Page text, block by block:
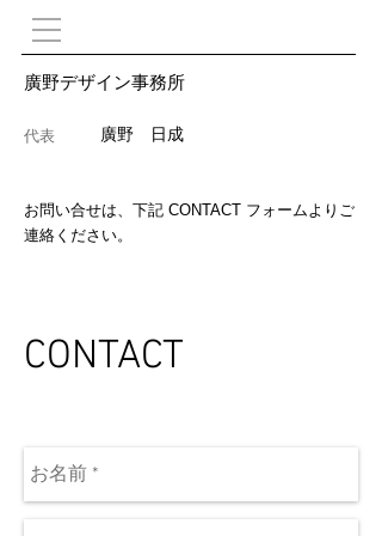
​廣野デザイン事務所
代表 ​廣野 日成
お問い合せは、下記 CONTACT フォームよりご
連絡ください。
CONTACT